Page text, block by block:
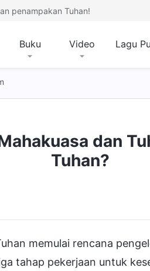
penampakan Tuhan!
Buku Video Lagu
dan
Tuhan?
memulai rencana
tahap pekerjaan untuk